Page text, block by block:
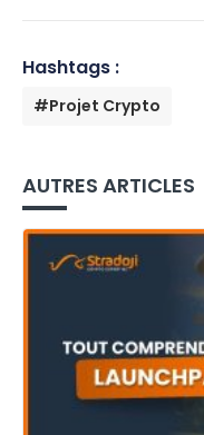
Hashtags :
#Projet Crypto
AUTRES ARTICLES